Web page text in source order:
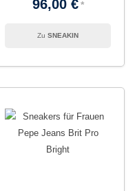
96,00 €
SNEAKIN